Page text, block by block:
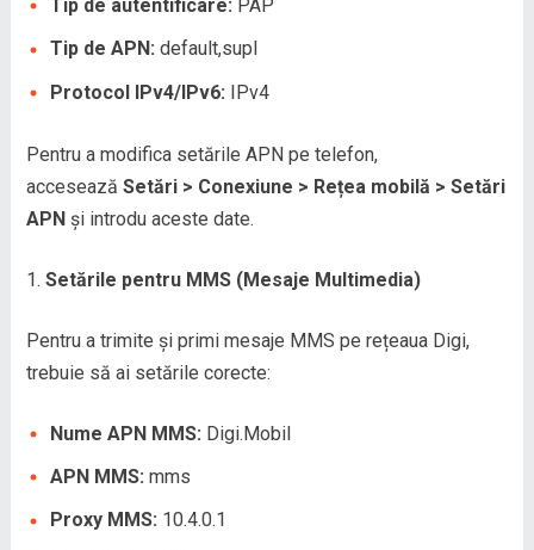
Tip de autentificare: PAP
Tip de APN: default,supl
Protocol IPv4/IPv6: IPv4
Pentru a modifica setările APN pe telefon,
accesează Setări > Conexiune > Rețea mobilă > Setări
APNși introdu aceste date.
Setările pentru MMS (Mesaje Multimedia)
Pentru a trimite și primi mesaje MMS pe rețeaua Digi,
trebuie să ai setările corecte:
Nume APN MMS: Digi.Mobil
APN MMS: mms
Proxy MMS: 10.4.0.1